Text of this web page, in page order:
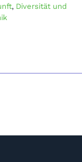
, Diversität und